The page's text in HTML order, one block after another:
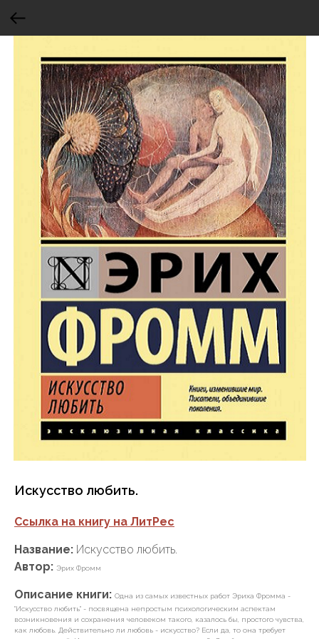
Искусство любить.
Ссылка на книгу на ЛитРес
Название: Искусство любить.
Автор: Эрих Фромм
Описание книги: Одна из самых известных работ Эриха Фромма -
"Искусство любить" - посвящена непростым психологическим аспектам
возникновения и сохранения человеком такого, казалось бы, простого чувства,
как любовь. Действительно ли любовь - искусство? Если да, то она требует